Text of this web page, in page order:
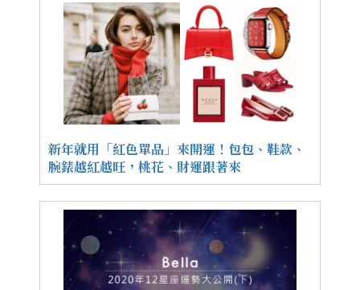
新年就用「紅色單品」來開運！包包、鞋款、
腕錶越紅越旺，桃花、財運跟著來